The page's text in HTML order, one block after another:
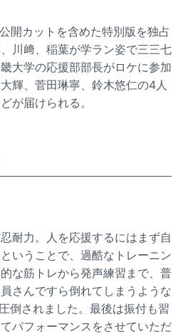
開カットを含めた特別版を独占
川﨑、稲葉が学ラン姿で三三七
大学の応援部部長がロケに参加
輝、菅田琳寧、鈴木悠仁の4人
が届けられる。
耐力。人を応援するにはまず自
いうことで、過酷なトレーニン
な筋トレから発声練習まで、普
さんですら倒れてしまうような
倒されました。最後は振付も習
パフォーマンスをさせていただ